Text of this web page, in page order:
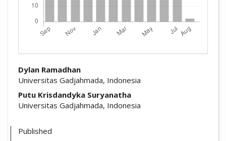
Dylan Ramadhan
Universitas Gadjahmada, Indonesia
Putu Krisdandyka Suryanatha
Universitas Gadjahmada, Indonesia
Published